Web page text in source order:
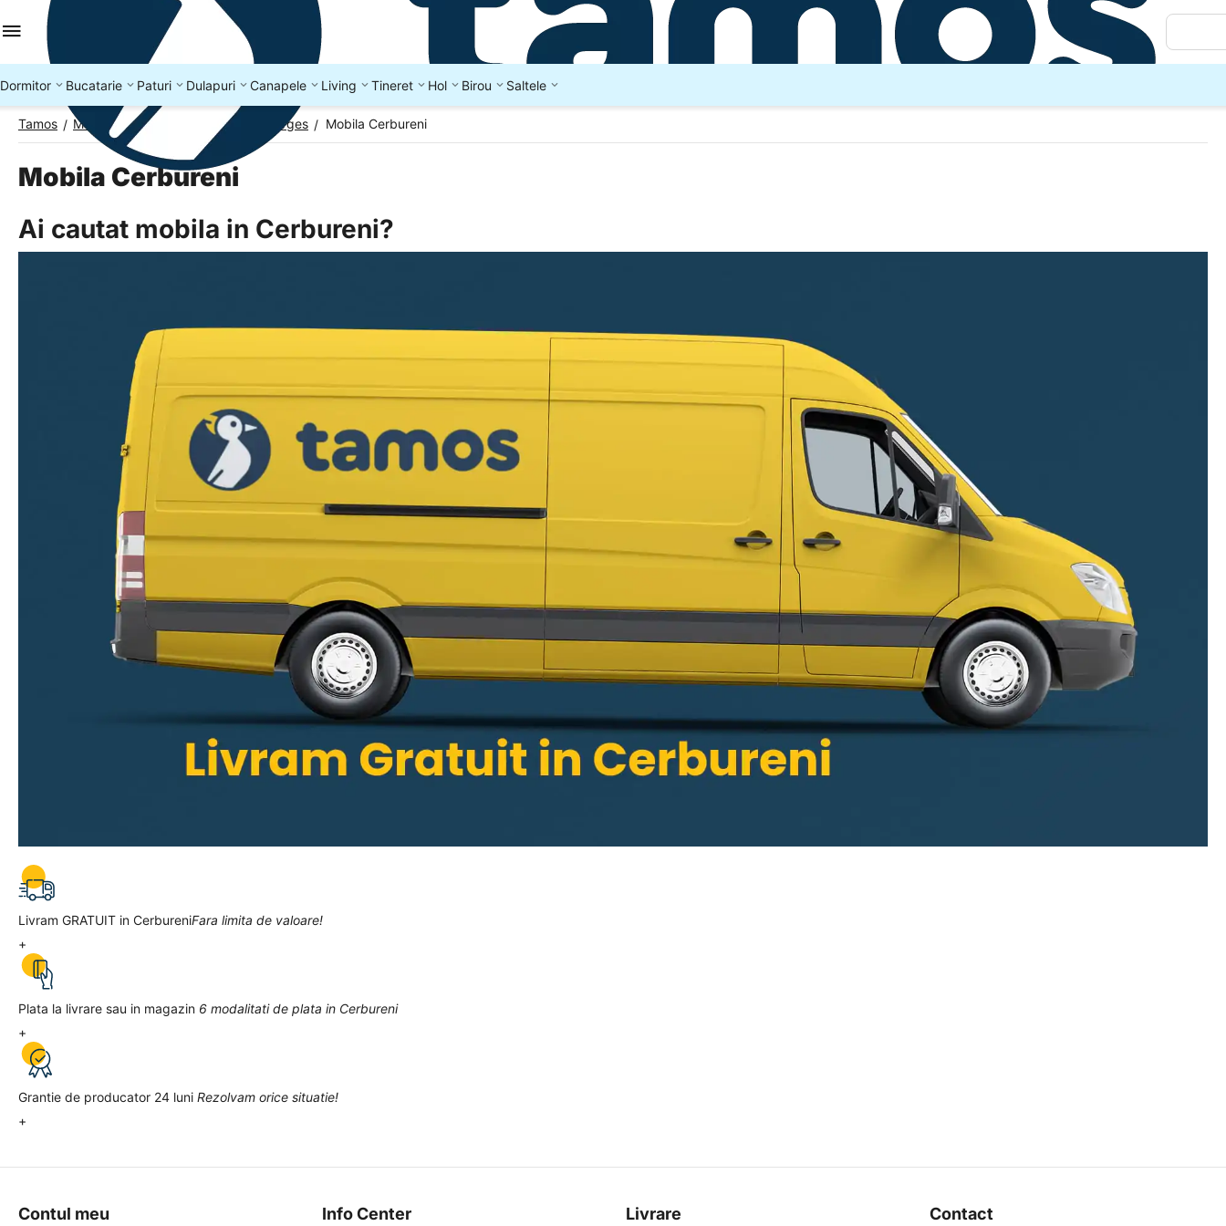
Dormitor Bucatarie Paturi Dulapuri Canapele Living Tineret Hol Birou Saltele
Tamos / Mobila Romania Mobila Judetul Arges / Mobila Cerbureni
Mobila Cerbureni
Ai cautat mobila in Cerbureni?
Livram GRATUIT in CerbureniFara limita de valoare!
+
Plata la livrare sau in magazin 6 modalitati de plata in Cerbureni
+
Grantie de producator 24 luni Rezolvam orice situatie!
+
Contul meu Info Center Livrare Contact